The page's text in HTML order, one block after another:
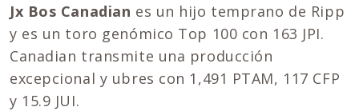
Jx Bos Canadian es un hijo temprano de Ripp
y es un toro genómico Top 100 con 163 JPI.
Canadian transmite una producción
excepcional y ubres con 1,491 PTAM, 117 CFP
y 15.9 JUI.